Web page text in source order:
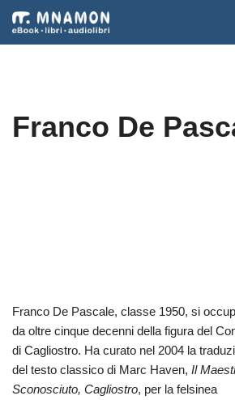
Vai
Franco De
Franco De Pascale, classe 1950, si
da oltre cinque decenni della figura del
di Cagliostro. Ha curato nel 2004 la
del testo classico di Marc Haven, Il
Sconosciuto, Cagliostro, per la felsinea